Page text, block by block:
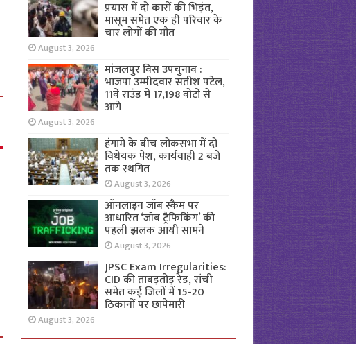
प्रयास में दो कारों की भिड़ंत,
मासूम समेत एक ही परिवार के
चार लोगों की मौत
August 3, 2026
मांजलपुर विस उपचुनाव :
भाजपा उम्मीदवार सतीश पटेल,
11वें राउंड में 17,198 वोटों से
आगे
August 3, 2026
हंगामे के बीच लोकसभा में दो
विधेयक पेश, कार्यवाही 2 बजे
तक स्थगित
August 3, 2026
ऑनलाइन जॉब स्कैम पर
आधारित ‘जॉब ट्रैफिकिंग’ की
पहली झलक आयी सामने
August 3, 2026
JPSC Exam Irregularities:
CID की ताबड़तोड़ रेड, रांची
समेत कई जिलों में 15-20
ठिकानों पर छापेमारी
August 3, 2026